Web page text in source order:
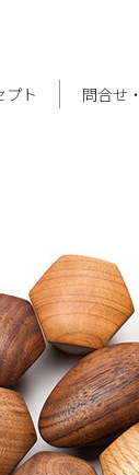
プト 問合せ